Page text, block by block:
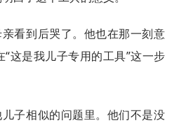
看到后哭了。他也在那一刻意
这是我儿子专用的工具”这一步
子相似的问题里。他们不是没